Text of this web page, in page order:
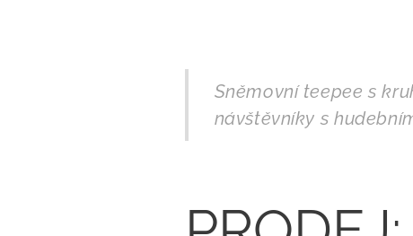
Sněmovní teepee s
návštěvníky s